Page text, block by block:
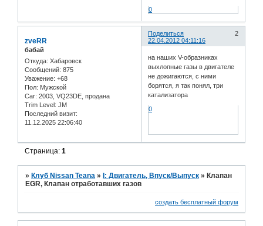
0
Поделиться
2
22.04.2012 04:11:16
zveRR
бабай
Откуда: Хабаровск
Сообщений: 875
Уважение: +68
Пол: Мужской
Car: 2003, VQ23DE, продана
Trim Level: JM
Последний визит:
11.12.2025 22:06:40
на наших V-образниках
выхлопные газы в двигателе
не дожигаются, с ними
борятся, я так понял, три
катализатора
0
Страница:1
»Клуб Nissan Teana »I: Двигатель, Впуск/Выпуск »Клапан
EGR, Клапан отработавших газов
создать бесплатный форум